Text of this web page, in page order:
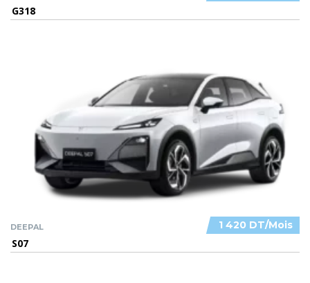
G318
1 420 DT/Mois
DEEPAL
S07